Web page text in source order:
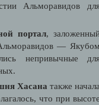
Альморавидов
портал,
—
непривычные
Хасана также
что при